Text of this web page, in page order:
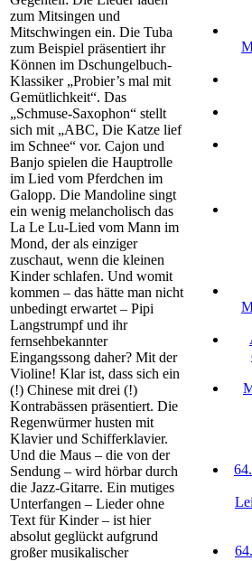
zum Mitsingen und
Mitschwingen ein. Die Tuba
zum Beispiel präsentiert ihr
Können im Dschungelbuch-
Klassiker „Probier’s mal mit
Gemütlichkeit“. Das
„Schmuse-Saxophon“ stellt
sich mit „ABC, Die Katze lief
im Schnee“ vor. Cajon und
Banjo spielen die Hauptrolle
im Lied vom Pferdchen im
Galopp. Die Mandoline singt
ein wenig melancholisch das
La Le Lu-Lied vom Mann im
Mond, der als einziger
zuschaut, wenn die kleinen
Kinder schlafen. Und womit
kommen – das hätte man nicht
unbedingt erwartet – Pipi
Langstrumpf und ihr
fernsehbekannter
Eingangssong daher? Mit der
Violine! Klar ist, dass sich ein
(!) Chinese mit drei (!)
Kontrabässen präsentiert. Die
Regenwürmer husten mit
Klavier und Schifferklavier.
Und die Maus – die von der
Sendung – wird hörbar durch
die Jazz-Gitarre. Ein mutiges
Unterfangen – Lieder ohne
Text für Kinder – ist hier
absolut geglückt aufgrund
großer musikalischer